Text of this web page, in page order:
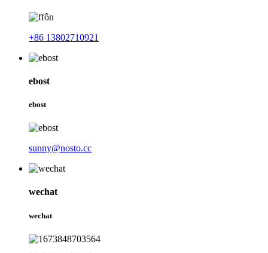
+86 13802710921
ebost
ebost
sunny@nosto.cc
wechat
wechat